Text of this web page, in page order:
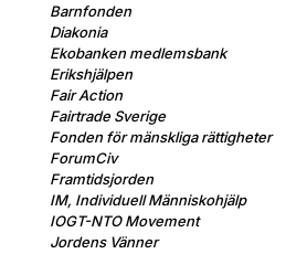
Barnfonden
Diakonia
Ekobanken medlemsbank
Erikshjälpen
Fair Action
Fairtrade Sverige
Fonden för mänskliga rättigheter
ForumCiv
Framtidsjorden
IM, Individuell Människohjälp
IOGT-NTO Movement
Jordens Vänner